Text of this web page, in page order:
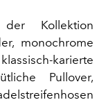
Kollektion
monochrome
karierte
Pullover,